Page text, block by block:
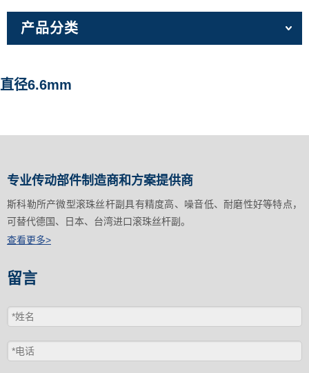
产品分类
直径6.6mm
专业传动部件制造商和方案提供商
斯科勒所产微型滚珠丝杆副具有精度高、噪音低、耐磨性好等特点，
可替代德国、日本、台湾进口滚珠丝杆副。
查看更多>
留言